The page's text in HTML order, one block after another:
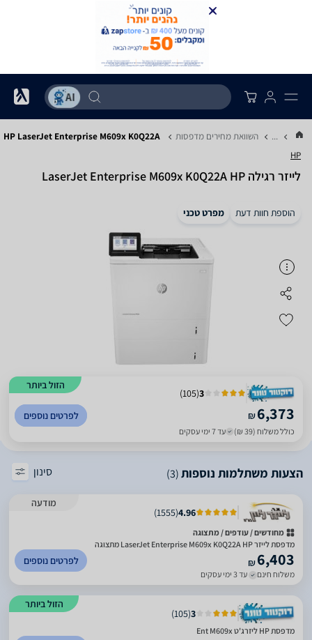
... השוואת מחירים מדפסות HP LaserJet Enterprise M609x‎ K0Q22A
HP
‏לייזר ‏רגילה LaserJet Enterprise M609x‎ K0Q22A HP
הוספת חוות דעת מפרט טכני
הזול ביותר
3
(
105
)
₪6,373
כולל משלוח (39 ₪) עד 7 ימי עסקים
לפרטים נוספים
הצעות משתלמות נוספות(3) סינון
מודעה
4.96
(
1555
)
מחודשים / עודפים / מתצוגה
מדפסת לייזר LaserJet Enterprise M609x‎ K0Q22A HP מתצוגה
6,403
₪
משלוח חינם עד 3 ימי עסקים
לפרטים נוספים
הזול ביותר
3
(
105
)
מדפסת HP ליזרג'ט Ent M609x